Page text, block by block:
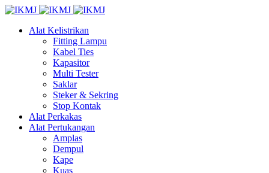
Alat Kelistrikan
Fitting Lampu
Kabel Ties
Kapasitor
Multi Tester
Saklar
Steker & Sekring
Stop Kontak
Alat Perkakas
Alat Pertukangan
Amplas
Dempul
Kape
Kuas